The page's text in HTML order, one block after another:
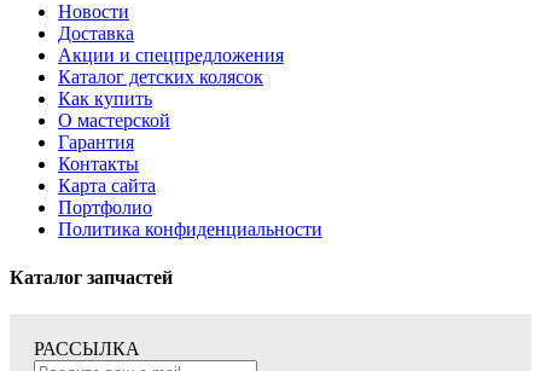
Новости
Доставка
Акции и спецпредложения
Каталог детских колясок
Как купить
О мастерской
Гарантия
Контакты
Карта сайта
Портфолио
Политика конфиденциальности
Каталог запчастей
РАССЫЛКА